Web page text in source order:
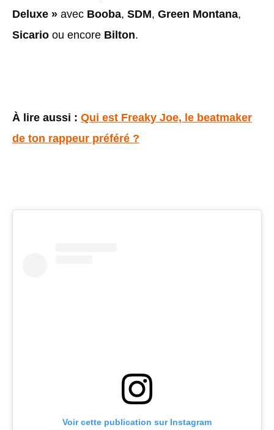
Deluxe » avec Booba, SDM, Green Montana,
Sicario ou encore Bilton.
À lire aussi : Qui est Freaky Joe, le beatmaker
de ton rappeur préféré ?
Voir cette publication sur Instagram